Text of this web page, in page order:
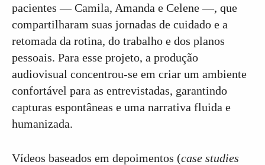
pacientes — Camila, Amanda e Celene —, que
compartilharam suas jornadas de cuidado e a
retomada da rotina, do trabalho e dos planos
pessoais. Para esse projeto, a produção
audiovisual concentrou-se em criar um ambiente
confortável para as entrevistadas, garantindo
capturas espontâneas e uma narrativa fluida e
humanizada.
Vídeos baseados em depoimentos (case studies